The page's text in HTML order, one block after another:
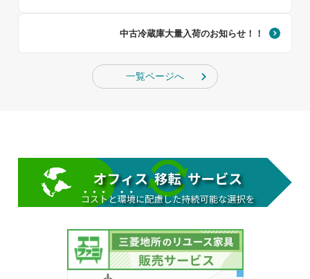
中古冷蔵庫大量入荷のお知らせ！！
一覧ページへ